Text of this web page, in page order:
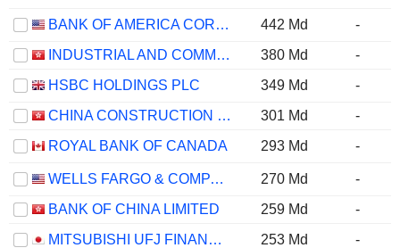
BANK OF AMERICA CORPORATION 442 Md
-
INDUSTRIAL AND COMMERCIAL BANK OF CHINA LIMITED
380 Md
-
HSBC HOLDINGS PLC
349 Md
-
CHINA CONSTRUCTION BANK CORPORATION
301 Md
-
ROYAL BANK OF CANADA
293 Md -
WELLS FARGO & COMPANY 270 Md
-
BANK OF CHINA LIMITED
259 Md
-
MITSUBISHI UFJ FINANCIAL GROUP, INC.
253 Md -